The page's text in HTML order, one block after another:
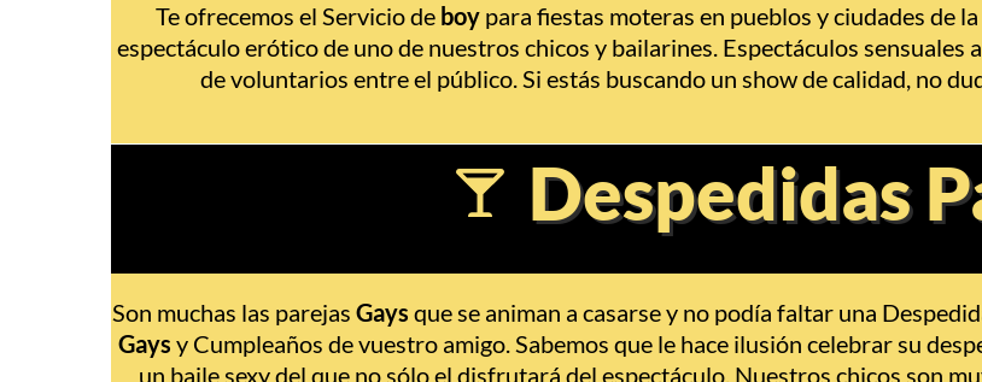
Te ofrecemos el Servicio de boy para fiestas moteras en pueblos y ciudades de
espectáculo erótico de uno de nuestros chicos y bailarines. Espectáculos
de voluntarios entre el público. Si estás buscando un show de calidad, no
Despedidas
Son muchas las parejas Gays que se animan a casarse y no podía faltar una
Gays y Cumpleaños de vuestro amigo. Sabemos que le hace ilusión celebrar su
un baile sexy del que no sólo el disfrutará del espectáculo. Nuestros chicos son